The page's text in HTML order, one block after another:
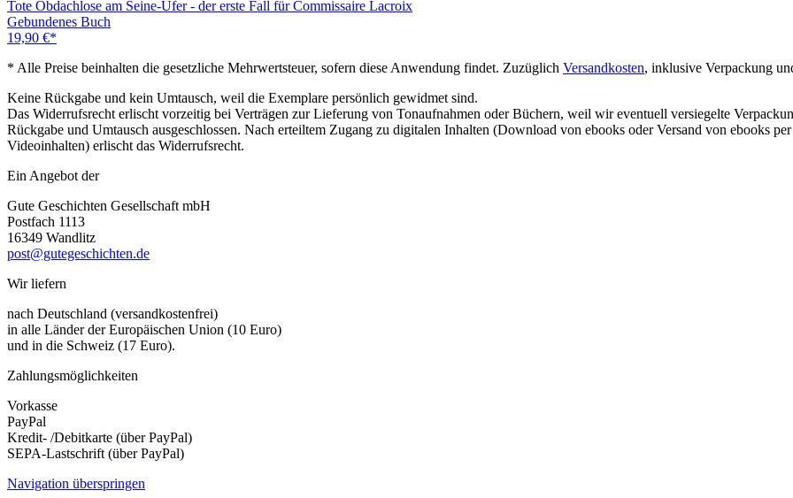
Tote Obdachlose am Seine-Ufer - der erste Fall für Commissaire Lacroix
Gebundenes Buch
19,90 €*
* Alle Preise beinhalten die gesetzliche Mehrwertsteuer, sofern diese Anwendung findet. Zuzüglich Versandkosten, inklusive Verpackung
Keine Rückgabe und kein Umtausch, weil die Exemplare persönlich gewidmet sind.
Das Widerrufsrecht erlischt vorzeitig bei Verträgen zur Lieferung von Tonaufnahmen oder Büchern, weil wir eventuell versiegelte
Rückgabe und Umtausch ausgeschlossen. Nach erteiltem Zugang zu digitalen Inhalten (Download von ebooks oder Versand von ebooks
Videoinhalten) erlischt das Widerrufsrecht.
Ein Angebot der
Gute Geschichten Gesellschaft mbH
Postfach 1113
16349 Wandlitz
post@gutegeschichten.de
Wir liefern
nach Deutschland (versandkostenfrei)
in alle Länder der Europäischen Union (10 Euro)
und in die Schweiz (17 Euro).
Zahlungs­möglichkeiten
Vorkasse
PayPal
Kredit- /Debitkarte (über PayPal)
SEPA-Lastschrift (über PayPal)
Navigation überspringen